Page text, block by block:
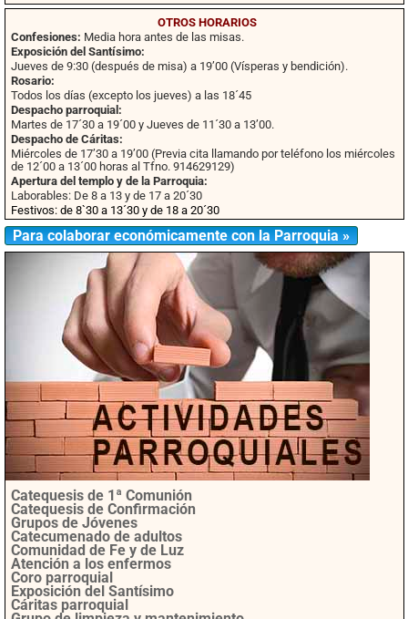
OTROS HORARIOS
Confesiones: Media hora antes de las misas.
Exposición del Santísimo:
Jueves de 9:30 (después de misa) a 19’00 (Vísperas y bendición).
Rosario:
Todos los días (excepto los jueves) a las 18´45
Despacho parroquial:
Martes de 17´30 a 19´00 y Jueves de 11´30 a 13’00.
Despacho de Cáritas:
Miércoles de 17’30 a 19’00 (Previa cita llamando por teléfono los miércoles
de 12´00 a 13´00 horas al Tfno. 914629129)
Apertura del templo y de la Parroquia:
Laborables: De 8 a 13 y de 17 a 20´30
Festivos: de 8`30 a 13´30 y de 18 a 20´30
Para colaborar económicamente con la Parroquia »
Catequesis de 1ª Comunión
Catequesis de Confirmación
Grupos de Jóvenes
Catecumenado de adultos
Comunidad de Fe y de Luz
Atención a los enfermos
Coro parroquial
Exposición del Santísimo
Cáritas parroquial